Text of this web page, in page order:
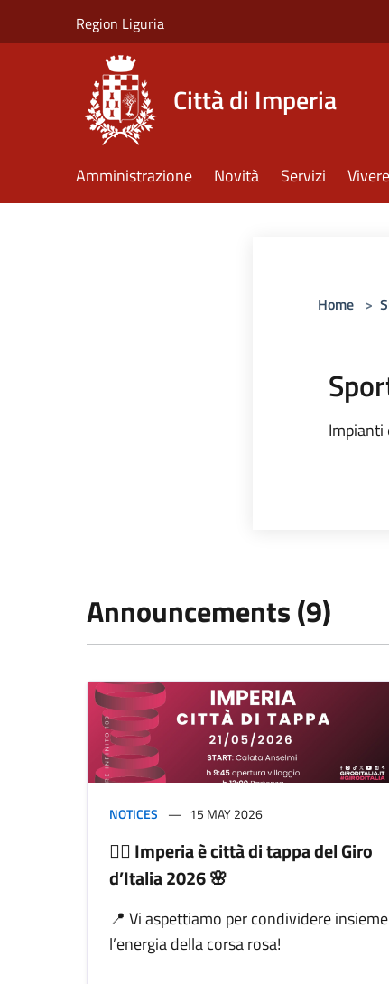
Region Liguria
Città di Imperia
Amministrazione Novità Servizi
Home >
Impianti
Announcements (9)
NOTICES 15 MAY 2026
🚴‍♂️ Imperia è città di tappa del Giro
d’Italia 2026 🌸
📍 Vi aspettiamo per condividere insieme
l’energia della corsa rosa!